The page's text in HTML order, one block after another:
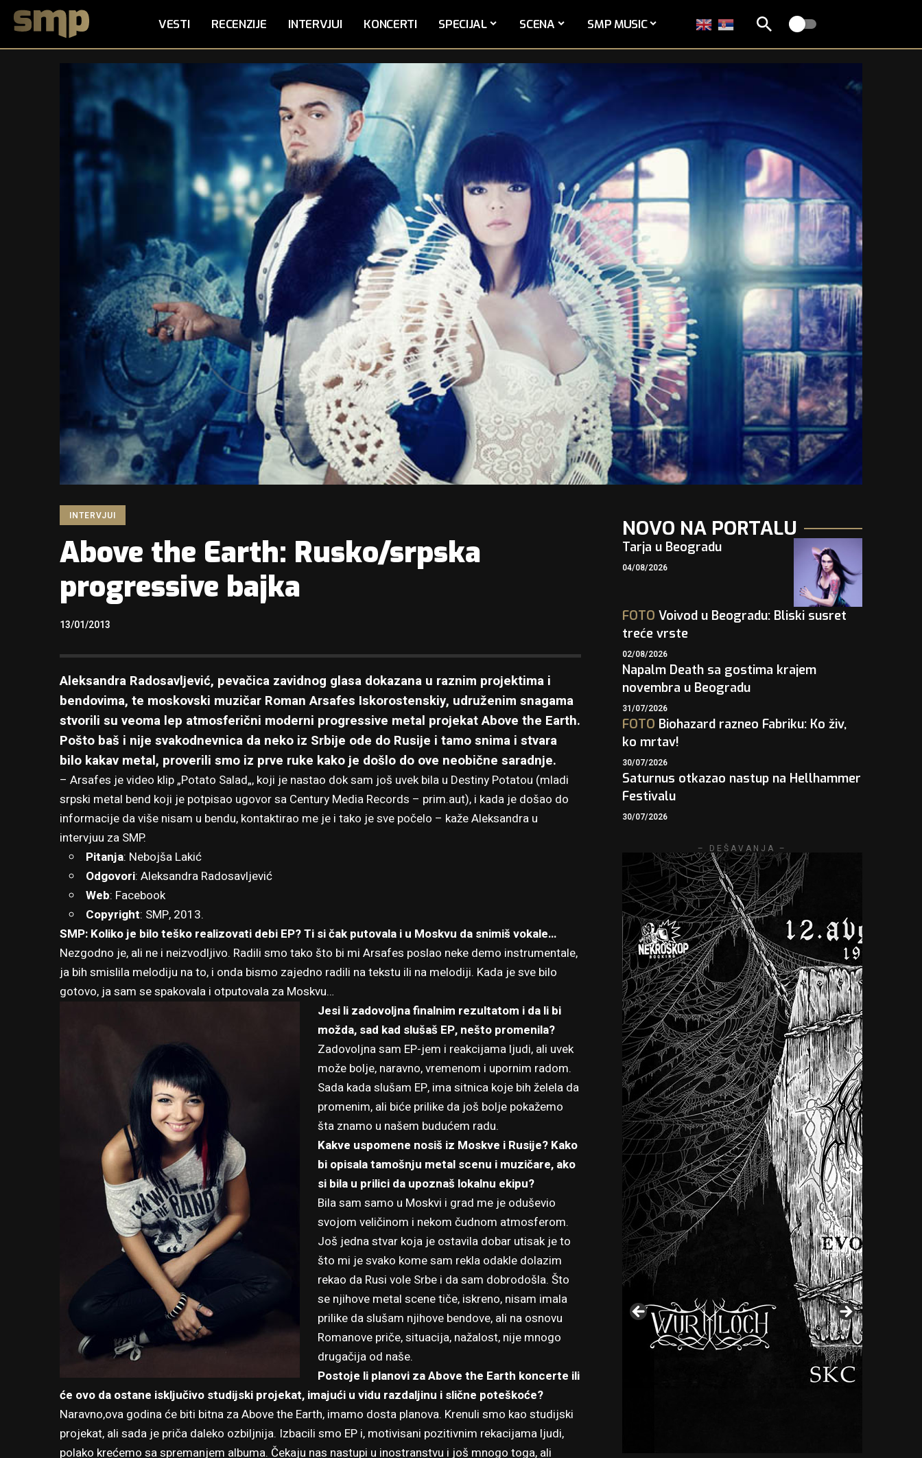
VESTI RECENZIJE INTERVJUI KONCERTI SPECIJAL SCENA SMP MUSIC
INTERVJUI
Above the Earth: Rusko/srpska
progressive bajka
13/01/2013
Aleksandra Radosavljević, pevačica zavidnog glasa dokazana u raznim projektima i
bendovima, te moskovski muzičar Roman Arsafes Iskorostenskiy, udruženim snagama
stvorili su veoma lep atmosferični moderni progressive metal projekat Above the Earth.
Pošto baš i nije svakodnevnica da neko iz Srbije ode do Rusije i tamo snima i stvara
bilo kakav metal, proverili smo iz prve ruke kako je došlo do ove neobične saradnje.
– Arsafes je video klip „Potato Salad„, koji je nastao dok sam još uvek bila u Destiny Potatou (mladi
srpski metal bend koji je potpisao ugovor sa Century Media Records – prim.aut), i kada je došao do
informacije da više nisam u bendu, kontaktirao me je i tako je sve počelo – kaže Aleksandra u
intervjuu za SMP.
Pitanja: Nebojša Lakić
Odgovori: Aleksandra Radosavljević
Web: Facebook
Copyright: SMP, 2013.
SMP: Koliko je bilo teško realizovati debi EP? Ti si čak putovala i u Moskvu da snimiš vokale…
Nezgodno je, ali ne i neizvodljivo. Radili smo tako što bi mi Arsafes poslao neke demo instrumentale,
ja bih smislila melodiju na to, i onda bismo zajedno radili na tekstu ili na melodiji. Kada je sve bilo
gotovo, ja sam se spakovala i otputovala za Moskvu…
Jesi li zadovoljna finalnim rezultatom i da li bi
možda, sad kad slušaš EP, nešto promenila?
Zadovoljna sam EP-jem i reakcijama ljudi, ali uvek
može bolje, naravno, vremenom i upornim radom.
Sada kada slušam EP, ima sitnica koje bih želela da
promenim, ali biće prilike da još bolje pokažemo
šta znamo u našem budućem radu.
Kakve uspomene nosiš iz Moskve i Rusije? Kako
bi opisala tamošnju metal scenu i muzičare, ako
si bila u prilici da upoznaš lokalnu ekipu?
Bila sam samo u Moskvi i grad me je oduševio
svojom veličinom i nekom čudnom atmosferom.
Još jedna stvar koja je ostavila dobar utisak je to
što mi je svako kome sam rekla odakle dolazim
rekao da Rusi vole Srbe i da sam dobrodošla. Što
se njihove metal scene tiče, iskreno, nisam imala
prilike da slušam njihove bendove, ali na osnovu
Romanove priče, situacija, nažalost, nije mnogo
drugačija od naše.
Postoje li planovi za Above the Earth koncerte ili
će ovo da ostane isključivo studijski projekat, imajući u vidu razdaljinu i slične poteškoće?
Naravno,ova godina će biti bitna za Above the Earth, imamo dosta planova. Krenuli smo kao studijski
projekat, ali sada je priča daleko ozbiljnija. Izbacili smo EP i, motivisani pozitivnim rekacijama ljudi,
polako krećemo sa spremanjem albuma. Čekaju nas nastupi u inostranstvu i još mnogo toga, ali
NOVO NA PORTALU
Tarja u Beogradu
04/08/2026
FOTO Voivod u Beogradu: Bliski susret
treće vrste
02/08/2026
Napalm Death sa gostima krajem
novembra u Beogradu
31/07/2026
FOTO Biohazard razneo Fabriku: Ko živ,
ko mrtav!
30/07/2026
Saturnus otkazao nastup na Hellhammer
Festivalu
30/07/2026
– DEŠAVANJA –